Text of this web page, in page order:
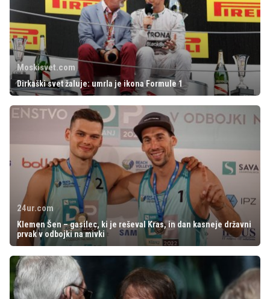
Moskisvet.com
Dirkaški svet žaluje: umrla je ikona Formule 1
24ur.com
Klemen Šen – gasilec, ki je reševal Kras, in dan kasneje državni
prvak v odbojki na mivki